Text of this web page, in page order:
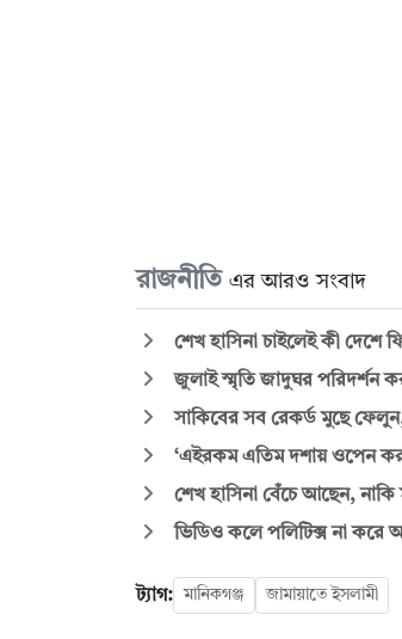
রাজনীতি এর আরও সংবাদ
শেখ হাসিনা চাইলেই কী দেশে
জুলাই স্মৃতি জাদুঘর পরিদর্শন
সাকিবের সব রেকর্ড মুছে
‘এইরকম এতিম দশায় ওপেন
শেখ হাসিনা বেঁচে আছেন, নাকি
ভিডিও কলে পলিটিক্স না
ট্যাগ: মানিকগঞ্জ জামায়াতে ইসলামী